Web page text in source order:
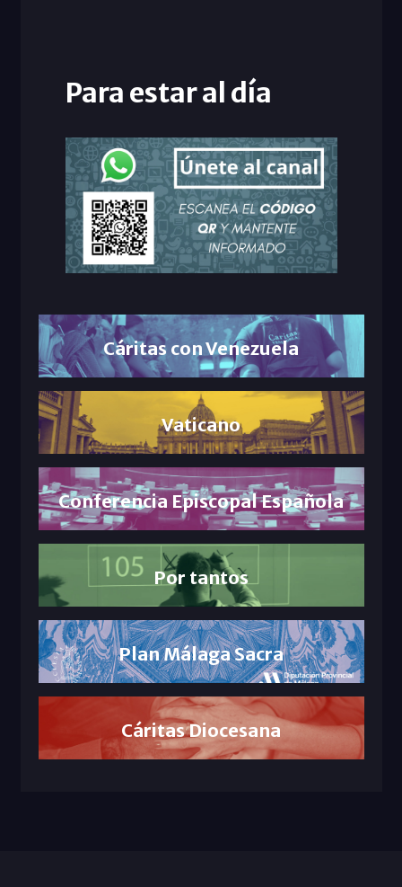
Para estar al día
Cáritas con Venezuela
Vaticano
Conferencia Episcopal Española
Por tantos
Plan Málaga Sacra
Cáritas Diocesana